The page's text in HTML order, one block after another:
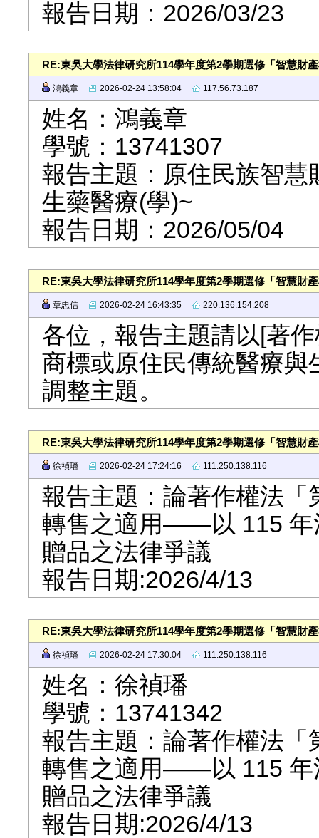
報告日期：2026/03/23
RE:東吳大學法律研究所114學年度第2學期選修「智慧財
鴻義章 2026-02-24 13:58:04 117.56.73.187
姓名：鴻義章
學號：13741307
報告主題：原住民族智
生藥醫療(學)~
報告日期：2026/05/04
RE:東吳大學法律研究所114學年度第2學期選修「智慧財
章忠信 2026-02-24 16:43:35 220.136.154.208
各位，報告主題請以[著
商標或原住民傳統醫療
調整主題。
RE:東吳大學法律研究所114學年度第2學期選修「智慧財
徐禎璠 2026-02-24 17:24:16 111.250.138.116
報告主題：論著作權法
轉售之適用——以 115 年
贈品之法律爭議
報告日期:2026/4/13
RE:東吳大學法律研究所114學年度第2學期選修「智慧財
徐禎璠 2026-02-24 17:30:04 111.250.138.116
姓名：徐禎璠
學號：13741342
報告主題：論著作權法
轉售之適用——以 115 年
贈品之法律爭議
報告日期:2026/4/13